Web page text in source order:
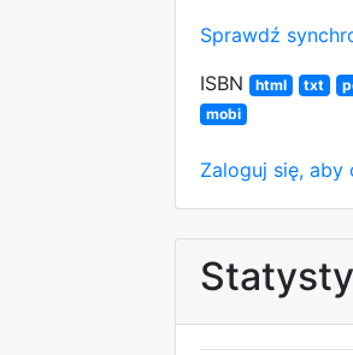
Sprawdź
ISBN
html txt
mobi
Zaloguj się, aby